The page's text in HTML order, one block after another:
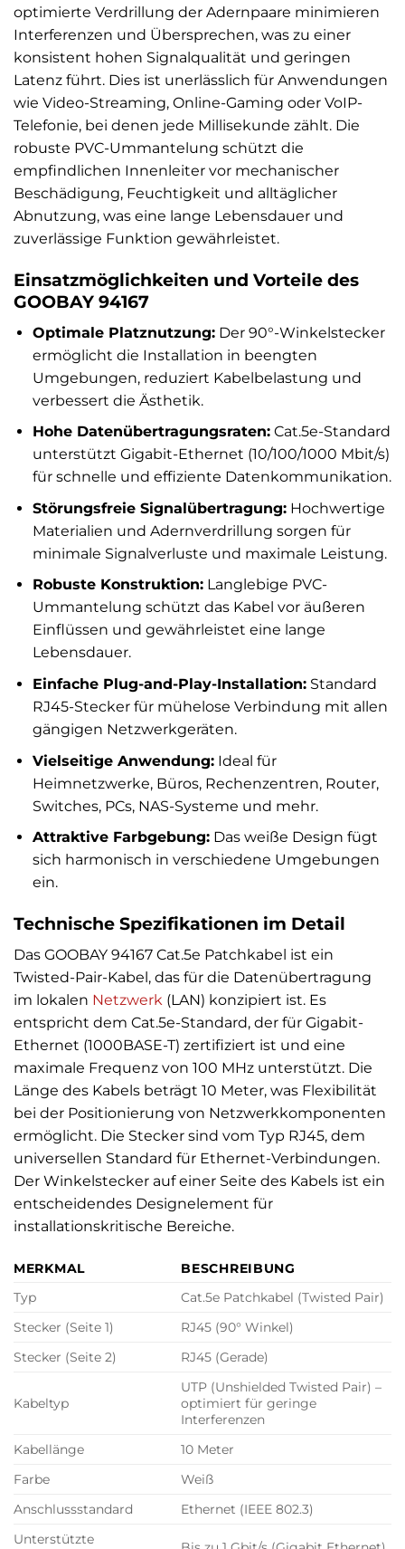
optimierte Verdrillung der Adernpaare minimieren
Interferenzen und Übersprechen, was zu einer
konsistent hohen Signalqualität und geringen
Latenz führt. Dies ist unerlässlich für Anwendungen
wie Video-Streaming, Online-Gaming oder VoIP-
Telefonie, bei denen jede Millisekunde zählt. Die
robuste PVC-Ummantelung schützt die
empfindlichen Innenleiter vor mechanischer
Beschädigung, Feuchtigkeit und alltäglicher
Abnutzung, was eine lange Lebensdauer und
zuverlässige Funktion gewährleistet.
Einsatzmöglichkeiten und Vorteile des
GOOBAY 94167
Optimale Platznutzung:Der 90°-Winkelstecker
ermöglicht die Installation in beengten
Umgebungen, reduziert Kabelbelastung und
verbessert die Ästhetik.
Hohe Datenübertragungsraten:Cat.5e-Standard
unterstützt Gigabit-Ethernet (10/100/1000 Mbit/s)
für schnelle und effiziente Datenkommunikation.
Störungsfreie Signalübertragung:Hochwertige
Materialien und Adernverdrillung sorgen für
minimale Signalverluste und maximale Leistung.
Robuste Konstruktion:Langlebige PVC-
Ummantelung schützt das Kabel vor äußeren
Einflüssen und gewährleistet eine lange
Lebensdauer.
Einfache Plug-and-Play-Installation:Standard
RJ45-Stecker für mühelose Verbindung mit allen
gängigen Netzwerkgeräten.
Vielseitige Anwendung:Ideal für
Heimnetzwerke, Büros, Rechenzentren, Router,
Switches, PCs, NAS-Systeme und mehr.
Attraktive Farbgebung:Das weiße Design fügt
sich harmonisch in verschiedene Umgebungen
ein.
Technische Spezifikationen im Detail
Das GOOBAY 94167 Cat.5e Patchkabel ist ein
Twisted-Pair-Kabel, das für die Datenübertragung
im lokalen Netzwerk (LAN) konzipiert ist. Es
entspricht dem Cat.5e-Standard, der für Gigabit-
Ethernet (1000BASE-T) zertifiziert ist und eine
maximale Frequenz von 100 MHz unterstützt. Die
Länge des Kabels beträgt 10 Meter, was Flexibilität
bei der Positionierung von Netzwerkkomponenten
ermöglicht. Die Stecker sind vom Typ RJ45, dem
universellen Standard für Ethernet-Verbindungen.
Der Winkelstecker auf einer Seite des Kabels ist ein
entscheidendes Designelement für
installationskritische Bereiche.
MERKMAL
BESCHREIBUNG
Typ
Cat.5e Patchkabel (Twisted Pair)
Stecker (Seite 1)
RJ45 (90° Winkel)
Stecker (Seite 2)
RJ45 (Gerade)
Kabeltyp
UTP (Unshielded Twisted Pair) –
optimiert für geringe
Interferenzen
Kabellänge
10 Meter
Farbe
Weiß
Anschlussstandard
Ethernet (IEEE 802.3)
Unterstützte